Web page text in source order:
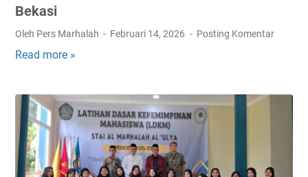
t
n
d
a
l
a
i
H
a
d
i
W
Bekasi
Oleh Pers Marhalah Februari 14, 2026 Posting Komentar
Read more »
b
u
k
a
a